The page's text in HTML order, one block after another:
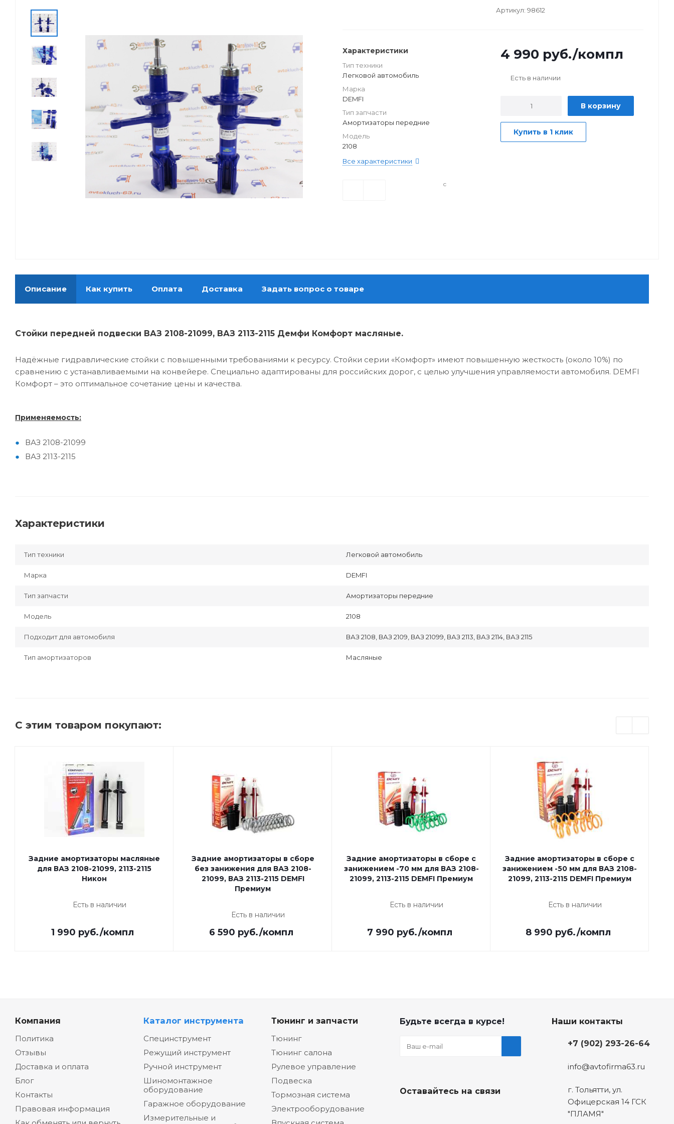
Артикул: 98612
Характеристики
Тип техники
Легковой автомобиль
Марка
DEMFI
Тип запчасти
Амортизаторы передние
Модель
2108
Все характеристики
4 990 руб./компл
Есть в наличии
В корзину
Купить в 1 клик
с
Описание Как купить Оплата Доставка Задать вопрос о товаре
Стойки передней подвески ВАЗ 2108-21099, ВАЗ 2113-2115 Демфи Комфорт масляные.
Надёжные гидравлические стойки с повышенными требованиями к ресурсу. Стойки серии «Комфорт» имеют повышенную жесткость (около 10%) по
сравнению с устанавливаемыми на конвейере. Специально адаптированы для российских дорог, с целью улучшения управляемости автомобиля. DEMFI
Комфорт – это оптимальное сочетание цены и качества.
Применяемость:
ВАЗ 2108-21099
ВАЗ 2113-2115
Характеристики
Тип техники Легковой автомобиль
Марка DEMFI
Тип запчасти Амортизаторы передние
Модель 2108
Подходит для автомобиля ВАЗ 2108, ВАЗ 2109, ВАЗ 21099, ВАЗ 2113, ВАЗ 2114, ВАЗ 2115
Тип амортизаторов Масляные
С этим товаром покупают:
Задние амортизаторы масляные
для ВАЗ 2108-21099, 2113-2115
Никон
Есть в наличии
1 990 руб./компл
Задние амортизаторы в сборе
без занижения для ВАЗ 2108-
21099, ВАЗ 2113-2115 DEMFI
Премиум
Есть в наличии
6 590 руб./компл
Задние амортизаторы в сборе с
занижением -70 мм для ВАЗ 2108-
21099, 2113-2115 DEMFI Премиум
Есть в наличии
7 990 руб./компл
Задние амортизаторы в сборе с
занижением -50 мм для ВАЗ 2108-
21099, 2113-2115 DEMFI Премиум
Есть в наличии
8 990 руб./компл
Компания
Политика
Отзывы
Доставка и оплата
Блог
Контакты
Правовая информация
Каталог инструмента
Специнструмент
Режущий инструмент
Ручной инструмент
Шиномонтажное
оборудование
Гаражное оборудование
Измерительные и
Тюнинг и запчасти
Тюнинг
Тюнинг салона
Рулевое управление
Подвеска
Тормозная система
Электрооборудование
Будьте всегда в курсе!
Оставайтесь на связи
Наши контакты
+7 (902) 293-26-64
info@avtofirma63.ru
г. Тольятти, ул.
Офицерская 14 ГСК
"ПЛАМЯ"